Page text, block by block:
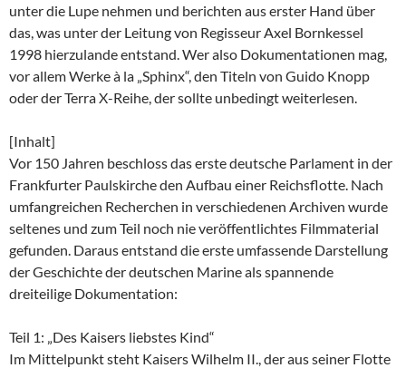
unter die Lupe nehmen und berichten aus erster Hand über
das, was unter der Leitung von Regisseur Axel Bornkessel
1998 hierzulande entstand. Wer also Dokumentationen mag,
vor allem Werke à la „Sphinx“, den Titeln von Guido Knopp
oder der Terra X-Reihe, der sollte unbedingt weiterlesen.
[Inhalt]
Vor 150 Jahren beschloss das erste deutsche Parlament in der
Frankfurter Paulskirche den Aufbau einer Reichsflotte. Nach
umfangreichen Recherchen in verschiedenen Archiven wurde
seltenes und zum Teil noch nie veröffentlichtes Filmmaterial
gefunden. Daraus entstand die erste umfassende Darstellung
der Geschichte der deutschen Marine als spannende
dreiteilige Dokumentation:
Teil 1: „Des Kaisers liebstes Kind“
Im Mittelpunkt steht Kaisers Wilhelm II., der aus seiner Flotte